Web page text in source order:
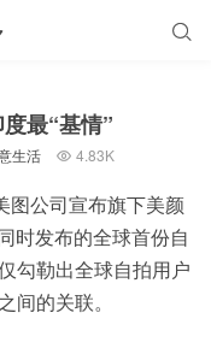

最“基情”
生活  4.83K
图公司宣布旗下美颜
时发布的全球首份自
勾勒出全球自拍用户
的关联。